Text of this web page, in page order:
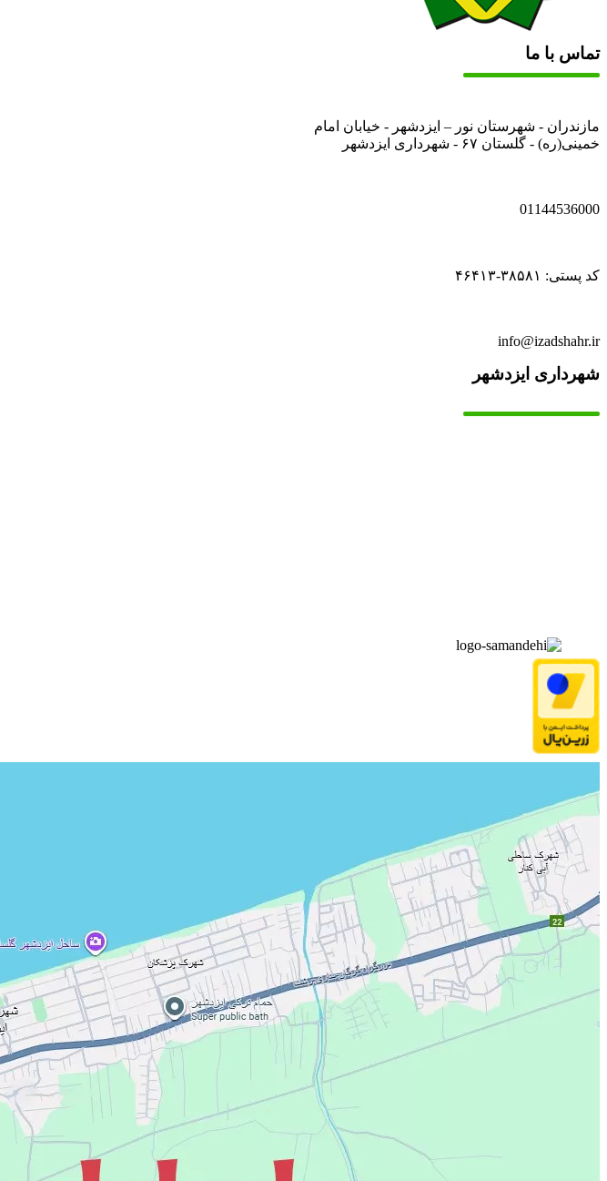
تماس با ما
مازندران - شهرستان نور – ایزدشهر - خیابان امام
خمینی(ره) - گلستان ۶۷ - شهرداری ایزدشهر
01144536000
کد پستی: ۳۸۵۸۱-۴۶۴۱۳
info@izadshahr.ir
شهرداری ایزدشهر